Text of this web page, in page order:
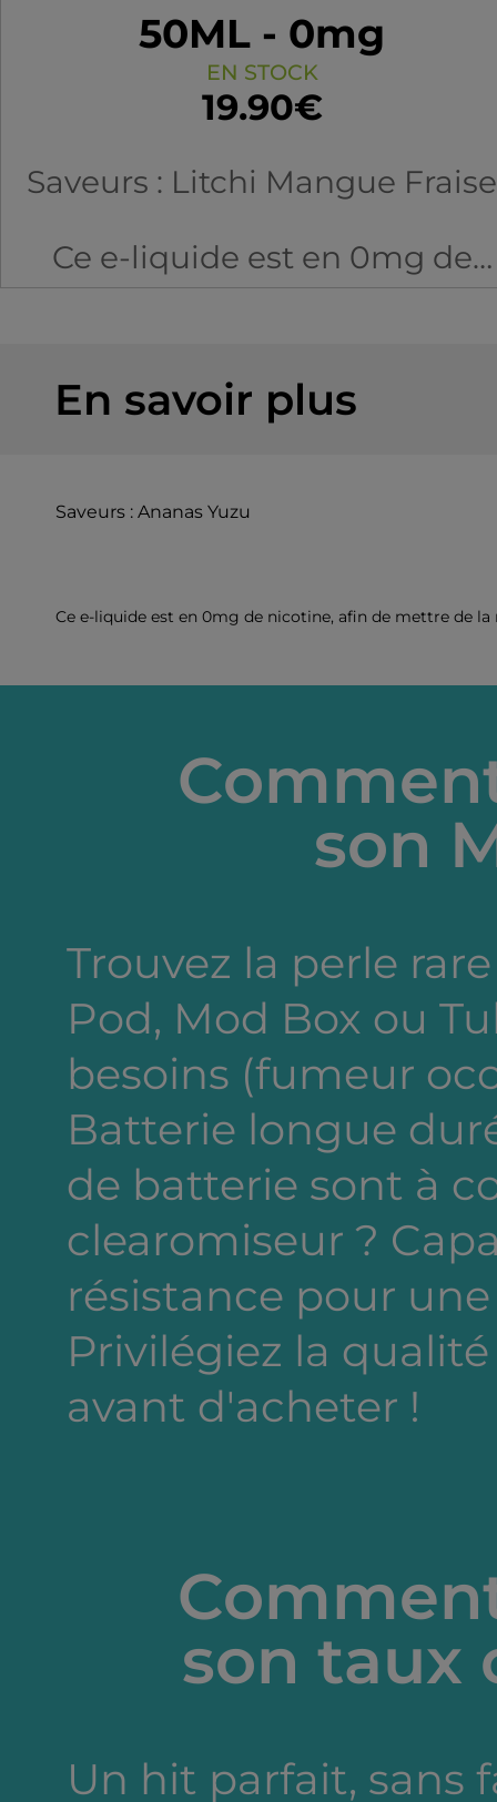
50ML - 0mg
EN STOCK
19.90€
Saveurs : Litchi Mangue Fraise
Ce e-liquide est en 0mg de
nicotine, afin de mettre de la
nicotine.
En savoir plus
Saveurs : Ananas Yuzu
Ce e-liquide est en 0mg de nicotine, afin de mettre de
son
Trouvez la perle
Pod, Mod Box ou
besoins (fumeur
Batterie longue
de batterie sont à
clearomiseur ?
résistance pour
Privilégiez la
avant d'acheter !
son taux
Un hit parfait, sans